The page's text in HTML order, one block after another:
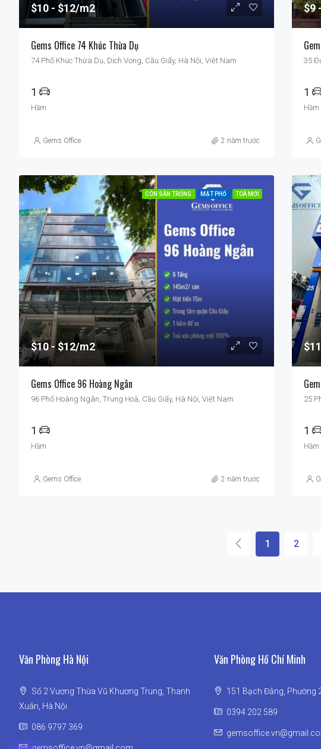
$10 $12/m2
Gems Office 74 Khúc Thừa Dụ
74 Phố Khúc Thừa Dụ, Dịch Vọng, Cầu Giấy, Hà Nội, Việt Nam
1
Hầm
Gems Office 2 năm trước
$9
35
1
Hầm
CÒN SÀN TRỐNG MẶT PHỐ TOÀ MỚI
$10 $12/m2
Gems Office 96 Hoàng Ngân
96 Phố Hoàng Ngân, Trung Hoà, Cầu Giấy, Hà Nội, Việt Nam
1
Hầm
Gems Office 2 năm trước
$11
25
1
Hầm
1 2
Văn Phòng Hà Nội
Số 2 Vương Thừa Vũ Khương Trung, Thanh
Xuân, Hà Nội
086 9797 369
Văn Phòng Hồ Chí Minh
151 Bạch Đằng, Phường
0394 202 589